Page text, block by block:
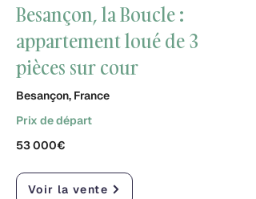
Besançon, la Boucle :
appartement loué de 3
pièces sur cour
Besançon, France
Prix de départ
53 000€
Voir la vente